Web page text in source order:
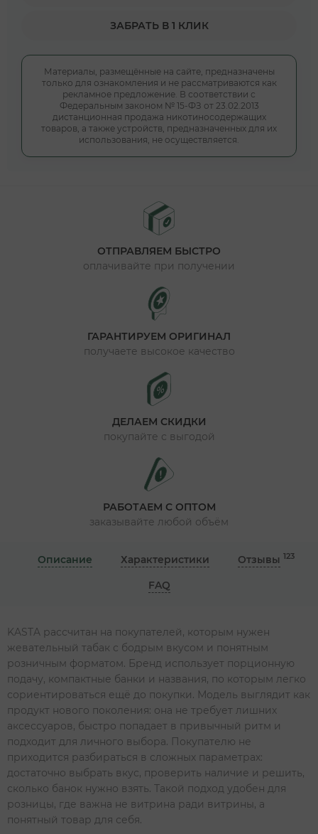
ЗАБРАТЬ В 1 КЛИК
Материалы, размещённые на сайте, предназначены
только для ознакомления и не рассматриваются как
рекламное предложение. В соответствии с
Федеральным законом № 15-ФЗ от 23.02.2013
дистанционная продажа никотиносодержащих
товаров, а также устройств, предназначенных для их
использования, не осуществляется.
ОТПРАВЛЯЕМ БЫСТРО
оплачивайте при получении
ГАРАНТИРУЕМ ОРИГИНАЛ
получаете высокое качество
ДЕЛАЕМ СКИДКИ
покупайте с выгодой
РАБОТАЕМ С ОПТОМ
заказывайте любой объём
Описание Характеристики Отзывы 123
FAQ
KASTA рассчитан на покупателей, которым нужен
жевательный табак с бодрым вкусом и понятным
розничным форматом. Бренд использует порционную
подачу, компактные банки и названия, по которым легко
сориентироваться ещё до покупки. Модель выглядит как
продукт нового поколения: она не требует лишних
аксессуаров, быстро попадает в привычный ритм и
подходит для личного выбора. Покупателю не
приходится разбираться в сложных параметрах:
достаточно выбрать вкус, проверить наличие и решить,
сколько банок нужно взять. Такой подход удобен для
розницы, где важна не витрина ради витрины, а
понятный товар для себя.